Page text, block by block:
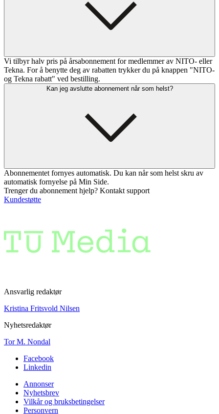
Vi tilbyr halv pris på årsabonnement for medlemmer av NITO- eller
Tekna. For å benytte deg av rabatten trykker du på knappen "NITO-
og Tekna rabatt" ved bestilling.
Kan jeg avslutte abonnement når som helst?
Abonnementet fornyes automatisk. Du kan når som helst skru av
automatisk fornyelse på Min Side.
Trenger du abonnement hjelp? Kontakt support
Kundestøtte
Ansvarlig redaktør
Kristina Fritsvold Nilsen
Nyhetsredaktør
Tor M. Nondal
Facebook
Linkedin
Annonser
Nyhetsbrev
Vilkår og bruksbetingelser
Personvern